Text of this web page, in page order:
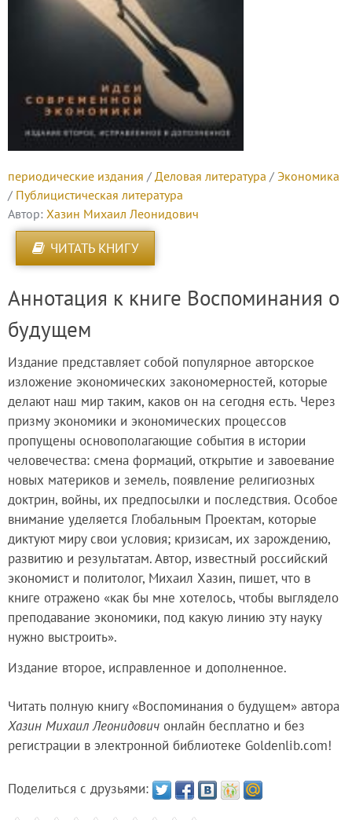
периодические издания / Деловая литература / Экономика
/ Публицистическая литература
Автор: Хазин Михаил Леонидович
ЧИТАТЬ КНИГУ
Аннотация к книге Воспоминания о
будущем
Издание представляет собой популярное авторское
изложение экономических закономерностей, которые
делают наш мир таким, каков он на сегодня есть. Через
призму экономики и экономических процессов
пропущены основополагающие события в истории
человечества: смена формаций, открытие и завоевание
новых материков и земель, появление религиозных
доктрин, войны, их предпосылки и последствия. Особое
внимание уделяется Глобальным Проектам, которые
диктуют миру свои условия; кризисам, их зарождению,
развитию и результатам. Автор, известный российский
экономист и политолог, Михаил Хазин, пишет, что в
книге отражено «как бы мне хотелось, чтобы выглядело
преподавание экономики, под какую линию эту науку
нужно выстроить».
Издание второе, исправленное и дополненное.
Читать полную книгу «Воспоминания о будущем» автора
Хазин Михаил Леонидович онлайн бесплатно и без
регистрации в электронной библиотеке Goldenlib.com!
Поделиться с друзьями: